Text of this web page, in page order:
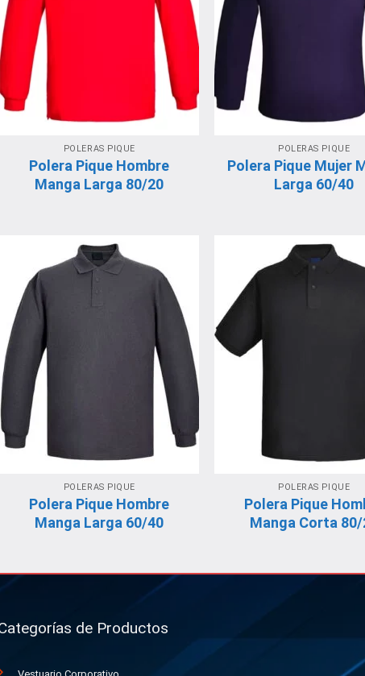
POLERAS PIQUE
Polera Pique Hombre
Manga Larga 80/20
POLERAS PIQUE
Polera Pique Mujer
Larga 60/40
POLERAS PIQUE
Polera Pique Hombre
Manga Larga 60/40
POLERAS PIQUE
Polera Pique
Manga Corta 80/
de Productos